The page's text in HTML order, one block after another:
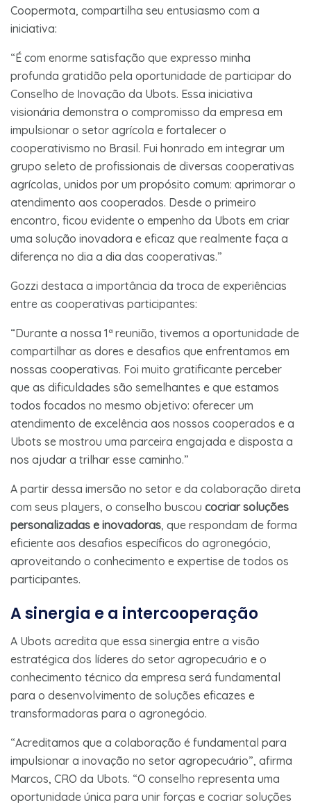
Coopermota, compartilha seu entusiasmo com a
iniciativa:
“É com enorme satisfação que expresso minha
profunda gratidão pela oportunidade de participar do
Conselho de Inovação da Ubots. Essa iniciativa
visionária demonstra o compromisso da empresa em
impulsionar o setor agrícola e fortalecer o
cooperativismo no Brasil. Fui honrado em integrar um
grupo seleto de profissionais de diversas cooperativas
agrícolas, unidos por um propósito comum: aprimorar o
atendimento aos cooperados. Desde o primeiro
encontro, ficou evidente o empenho da Ubots em criar
uma solução inovadora e eficaz que realmente faça a
diferença no dia a dia das cooperativas.”
Gozzi destaca a importância da troca de experiências
entre as cooperativas participantes:
“Durante a nossa 1ª reunião, tivemos a oportunidade de
compartilhar as dores e desafios que enfrentamos em
nossas cooperativas. Foi muito gratificante perceber
que as dificuldades são semelhantes e que estamos
todos focados no mesmo objetivo: oferecer um
atendimento de excelência aos nossos cooperados e a
Ubots se mostrou uma parceira engajada e disposta a
nos ajudar a trilhar esse caminho.”
A partir dessa imersão no setor e da colaboração direta
com seus players, o conselho buscou cocriar soluções
personalizadas e inovadoras, que respondam de forma
eficiente aos desafios específicos do agronegócio,
aproveitando o conhecimento e expertise de todos os
participantes.
A sinergia e a intercooperação
A Ubots acredita que essa sinergia entre a visão
estratégica dos líderes do setor agropecuário e o
conhecimento técnico da empresa será fundamental
para o desenvolvimento de soluções eficazes e
transformadoras para o agronegócio.
“Acreditamos que a colaboração é fundamental para
impulsionar a inovação no setor agropecuário”, afirma
Marcos, CRO da Ubots. “O conselho representa uma
oportunidade única para unir forças e cocriar soluções